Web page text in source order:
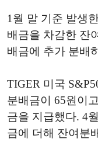
1월 말 기준 발생
배금을 차감한 잔
배금에 추가 분배
TIGER 미국
분배금이 65원이
금을 지급했다. 4
금에 더해 잔여분